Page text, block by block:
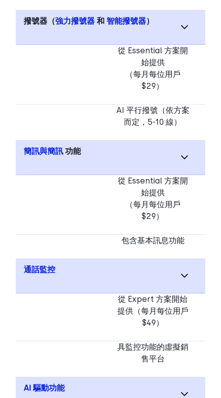
撥號器（強力撥號器 和 智能撥號器）
從 Essential 方案開
始提供
（每月每位用戶
$29）
AI 平行撥號（依方案
而定，5-10 線）
簡訊與簡訊 功能
從 Essential 方案開
始提供
（每月每位用戶
$29）
包含基本訊息功能
通話監控
從 Expert 方案開始
提供（每月每位用戶
$49）
具監控功能的虛擬銷
售平台
AI 驅動功能